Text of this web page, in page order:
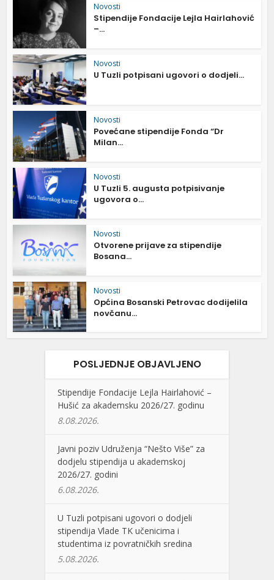
Novosti
Stipendije Fondacije Lejla Hairlahović
–...
Novosti
U Tuzli potpisani ugovori o dodjeli...
Novosti
Povećane stipendije Fonda “Dr
Milan...
Novosti
U Tuzli 5. augusta potpisivanje
ugovora o...
Novosti
Otvorene prijave za stipendije
Bosana...
Novosti
Općina Bosanski Petrovac dodijelila
novčanu...
POSLJEDNJE OBJAVLJENO
Stipendije Fondacije Lejla Hairlahović –
Hušić za akademsku 2026/27. godinu
8.08.2026.
Javni poziv Udruženja “Nešto Više” za
dodjelu stipendija u akademskoj
2026/27. godini
6.08.2026.
U Tuzli potpisani ugovori o dodjeli
stipendija Vlade TK učenicima i
studentima iz povratničkih sredina
5.08.2026.